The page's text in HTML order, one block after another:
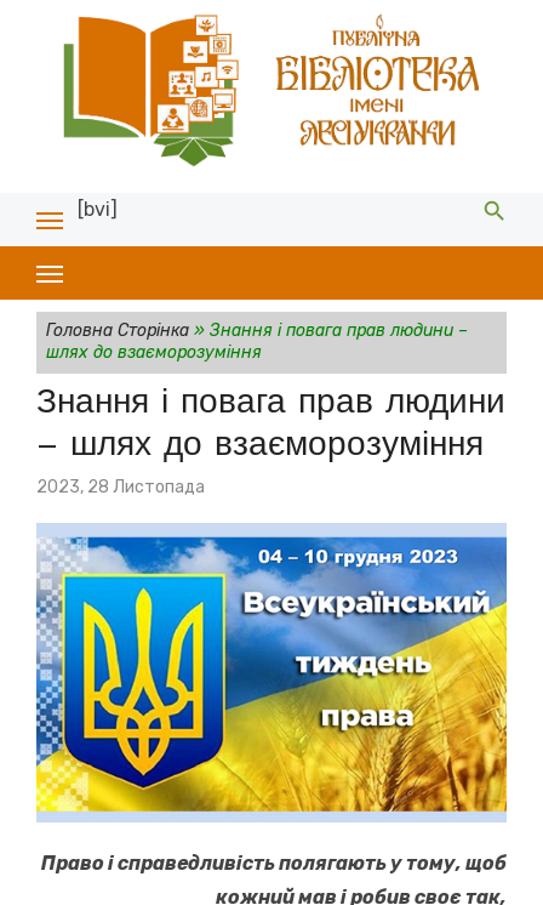
[bvi]
Головна Сторінка» Знання і повага прав людини –
шлях до взаєморозуміння
Знання і повага прав людини
– шлях до взаєморозуміння
Posted
2023, 28 Листопада
Право і справедливість полягають у тому, щоб
кожний мав і робив своє так,